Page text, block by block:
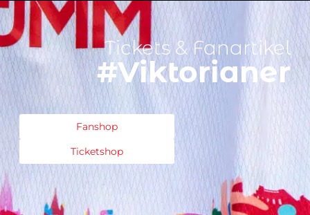
Tickets & Fanartikel
#Viktorianer
Fanshop
Ticketshop